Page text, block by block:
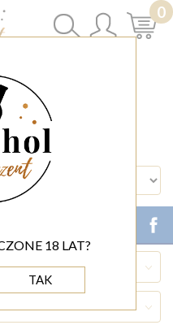
18 LAT?
TAK
0